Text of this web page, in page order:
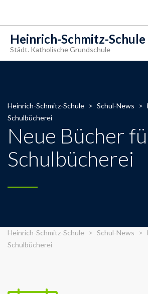
Heinrich-Schmitz-Schule
Städt. Katholische Grundschule
Heinrich-Schmitz-Schule > Schul-News >
Schulbücherei
Neue Bücher
Schulbücherei
Heinrich-Schmitz-Schule > Schul-News >
Schulbücherei